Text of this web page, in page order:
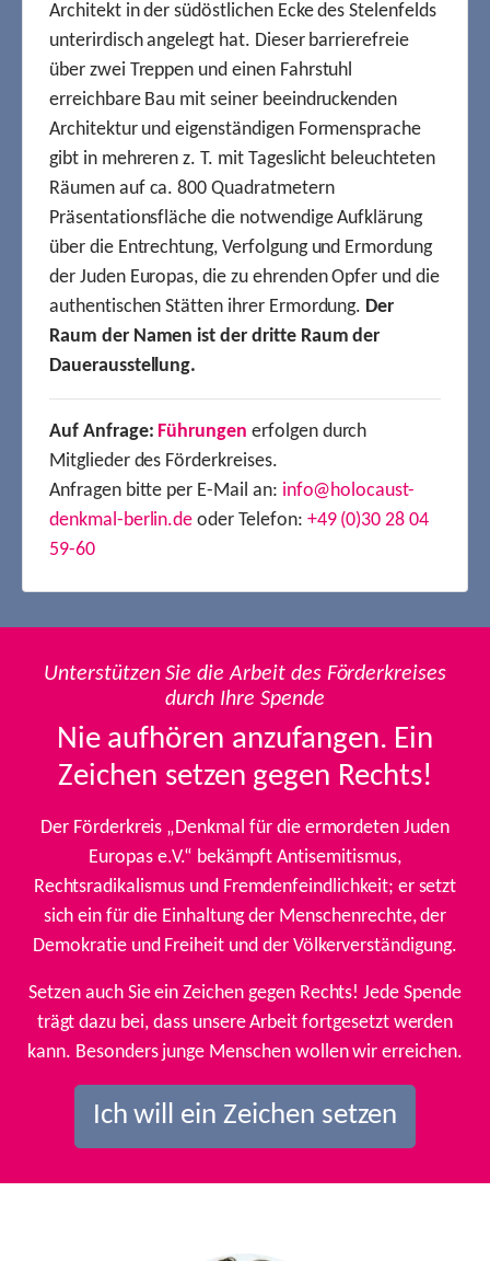
Architekt in der südöstlichen Ecke des Stelenfelds
unterirdisch angelegt hat. Dieser barrierefreie
über zwei Treppen und einen Fahrstuhl
erreichbare Bau mit seiner beeindruckenden
Architektur und eigenständigen Formensprache
gibt in mehreren z. T. mit Tageslicht beleuchteten
Räumen auf ca. 800 Quadratmetern
Präsentationsfläche die notwendige Aufklärung
über die Entrechtung, Verfolgung und Ermordung
der Juden Europas, die zu ehrenden Opfer und die
authentischen Stätten ihrer Ermordung. Der
Raum der Namen ist der dritte Raum der
Dauerausstellung.
Auf Anfrage: Führungen erfolgen durch
Mitglieder des Förderkreises.
Anfragen bitte per E-Mail an: info@holocaust-
denkmal-berlin.de oder Telefon: +49 (0)30 28 04
59-60
Unterstützen Sie die Arbeit des Förderkreises
durch Ihre Spende
Nie aufhören anzufangen. Ein
Zeichen setzen gegen Rechts!
Der Förderkreis „Denkmal für die ermordeten Juden
Europas e.V.“ bekämpft Antisemitismus,
Rechtsradikalismus und Fremdenfeindlichkeit; er setzt
sich ein für die Einhaltung der Menschenrechte, der
Demokratie und Freiheit und der Völkerverständigung.
Setzen auch Sie ein Zeichen gegen Rechts! Jede Spende
trägt dazu bei, dass unsere Arbeit fortgesetzt werden
kann. Besonders junge Menschen wollen wir erreichen.
Ich will ein Zeichen setzen